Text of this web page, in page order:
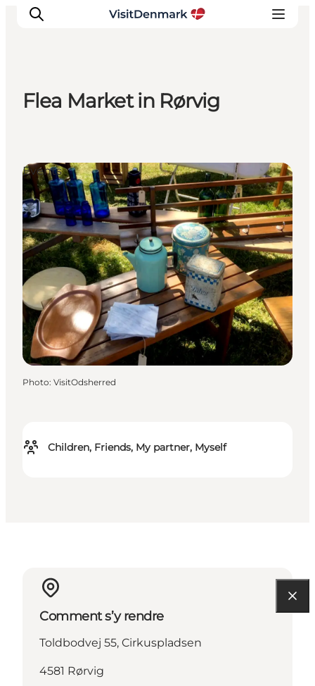
Quoi faire
Hébergements
Planifiez votre voyage
Flea Market in Rørvig
Children, Friends, My partner, Myself
Events
Photo: VisitOdsherred
Comment s’y rendre
Toldbodvej 55, Cirkuspladsen
4581 Rørvig